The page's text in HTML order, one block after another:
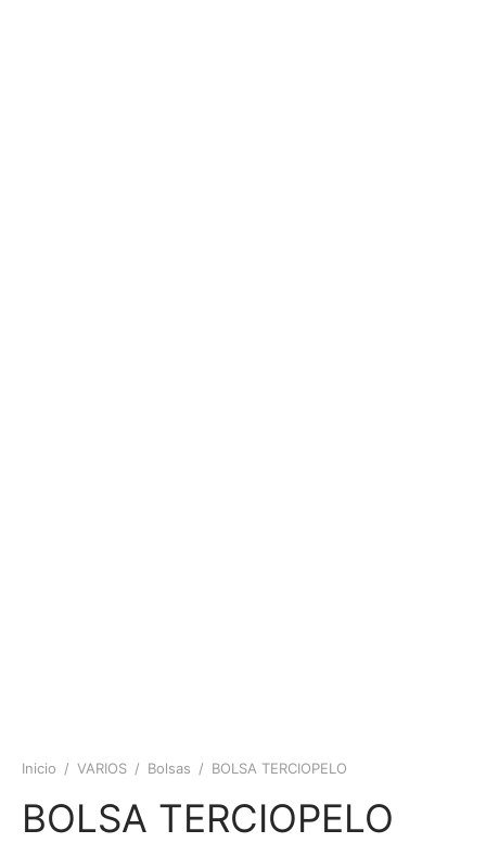
Inicio / VARIOS / Bolsas / BOLSA TERCIOPELO
BOLSA TERCIOPELO